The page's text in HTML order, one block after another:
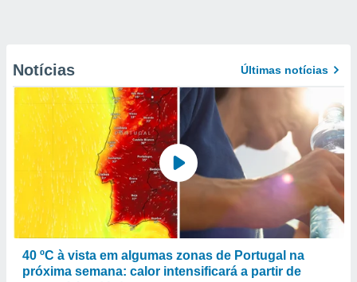
Notícias Últimas notícias
40 ºC à vista em algumas zonas de Portugal na
próxima semana: calor intensificará a partir de